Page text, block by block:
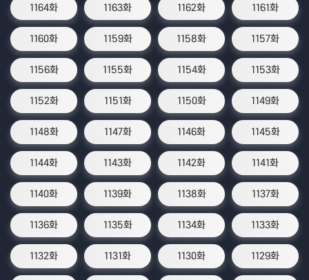
1164화 1163화 1162화 1161화
1160화 1159화 1158화 1157화
1156화 1155화 1154화 1153화
1152화 1151화 1150화 1149화
1148화 1147화 1146화 1145화
1144화 1143화 1142화 1141화
1140화 1139화 1138화 1137화
1136화 1135화 1134화 1133화
1132화 1131화 1130화 1129화